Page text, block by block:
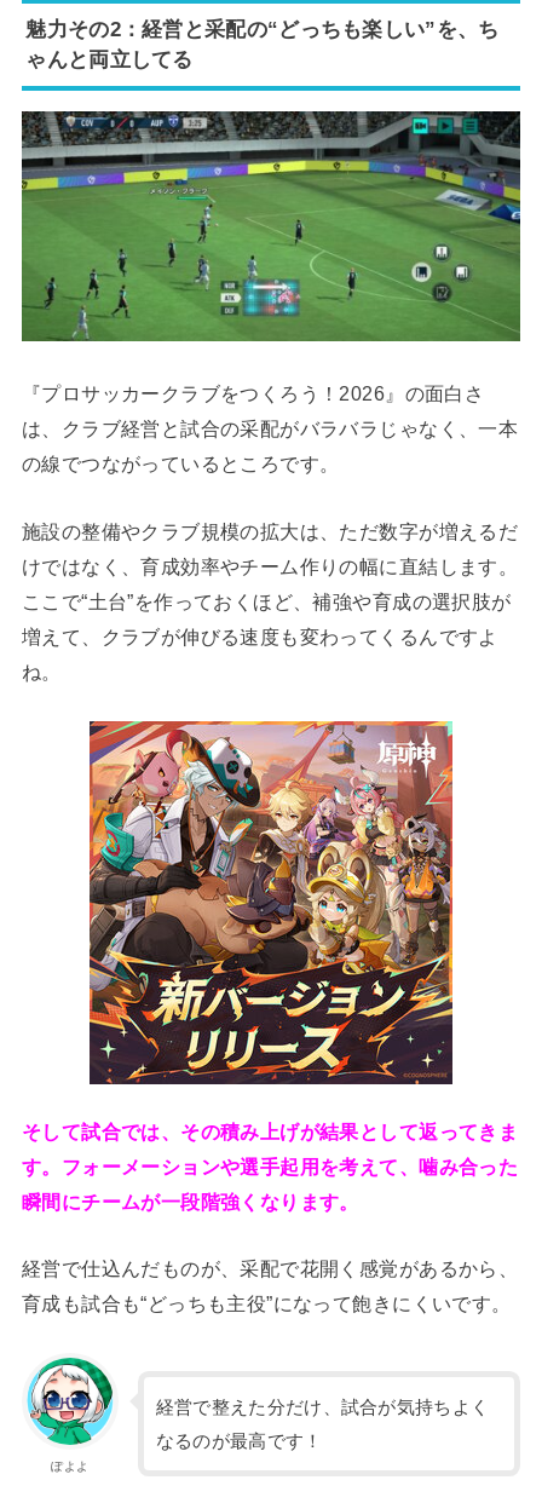
魅力その2：経営と采配の“どっちも楽しい”を、ち
ゃんと両立してる
『プロサッカークラブをつくろう！2026』の面白さ
は、クラブ経営と試合の采配がバラバラじゃなく、一本
の線でつながっているところです。
施設の整備やクラブ規模の拡大は、ただ数字が増えるだ
けではなく、育成効率やチーム作りの幅に直結します。
ここで“土台”を作っておくほど、補強や育成の選択肢が
増えて、クラブが伸びる速度も変わってくるんですよ
ね。
そして試合では、その積み上げが結果として返ってきま
す。フォーメーションや選手起用を考えて、噛み合った
瞬間にチームが一段階強くなります。
経営で仕込んだものが、采配で花開く感覚があるから、
育成も試合も“どっちも主役”になって飽きにくいです。
ぽよよ
経営で整えた分だけ、試合が気持ちよく
なるのが最高です！